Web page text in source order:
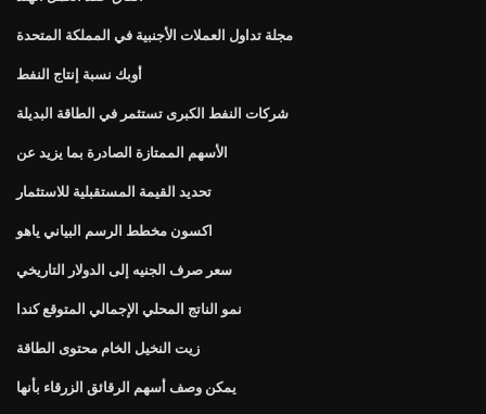
مجلة تداول العملات الأجنبية في المملكة المتحدة
أوبك نسبة إنتاج النفط
شركات النفط الكبرى تستثمر في الطاقة البديلة
الأسهم الممتازة الصادرة بما يزيد عن
تحديد القيمة المستقبلية للاستثمار
اكسون مخطط الرسم البياني ياهو
سعر صرف الجنيه إلى الدولار التاريخي
نمو الناتج المحلي الإجمالي المتوقع كندا
زيت النخيل الخام محتوى الطاقة
يمكن وصف أسهم الرقائق الزرقاء بأنها